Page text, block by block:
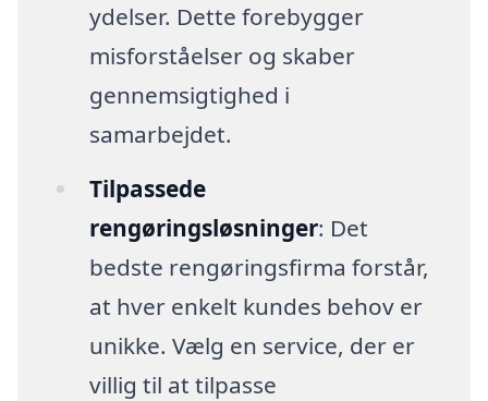
ydelser. Dette forebygger
misforståelser og skaber
gennemsigtighed i
samarbejdet.
Tilpassede
rengøringsløsninger: Det
bedste rengøringsfirma forstår,
at hver enkelt kundes behov er
unikke. Vælg en service, der er
villig til at tilpasse